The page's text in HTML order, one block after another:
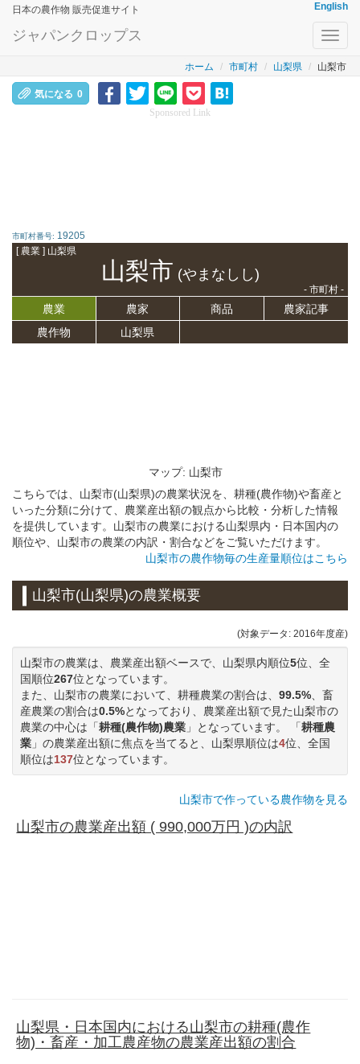
日本の農作物 販売促進サイト English
ジャパンクロップス
ホーム 市町村 山梨県 山梨市
気になる 0
Sponsored Link
市町村番号: 19205
[ 農業 ] 山梨県
山梨市 (やまなしし)
- 市町村 -
農業 農家 商品
農家記事
農作物
山梨県
マップ: 山梨市
こちらでは、山梨市(山梨県)の農業状況を、耕種(農作物)や畜産と
いった分類に分けて、農業産出額の観点から比較・分析した情報
を提供しています。山梨市の農業における山梨県内・日本国内の
順位や、山梨市の農業の内訳・割合などをご覧いただけます。
山梨市の農作物毎の生産量順位はこちら
山梨市(山梨県)の農業概要
(対象データ: 2016年度産)
山梨市の農業は、農業産出額ベースで、山梨県内順位5位、全
国順位267位となっています。
また、山梨市の農業において、耕種農業の割合は、 99.5% 、畜
産農業の割合は0.5%となっており、農業産出額で見た山梨市の
農業の中心は「耕種(農作物)農業 」となっています。 「耕種農
業 」の農業産出額に焦点を当てると、山梨県順位は4位、全国
順位は137位となっています。
山梨市で作っている農作物を見る
山梨市の農業産出額 ( 990,000万円 )の内訳
山梨県・日本国内における山梨市の耕種(農作
物)・畜産・加工農産物の農業産出額の割合